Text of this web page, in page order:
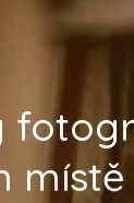
místě